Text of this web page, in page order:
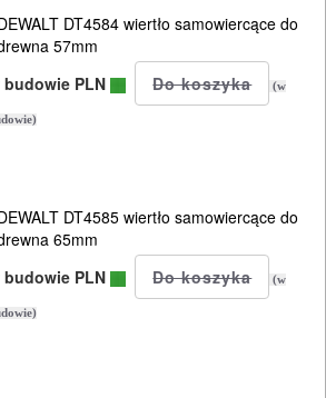
DT4584 wiertło samowiercące do
57mm
budowie PLN
(w
DT4585 wiertło samowiercące do
65mm
budowie PLN
(w